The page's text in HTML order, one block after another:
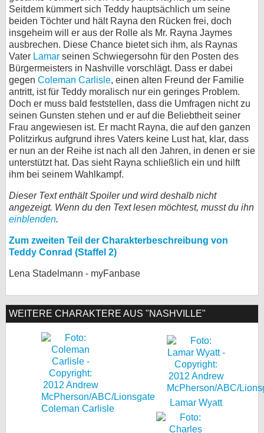
Seitdem kümmert sich Teddy hauptsächlich um seine
beiden Töchter und hält Rayna den Rücken frei, doch
insgeheim will er aus der Rolle als Mr. Rayna Jaymes
ausbrechen. Diese Chance bietet sich ihm, als Raynas
Vater Lamar seinen Schwiegersohn für den Posten des
Bürgermeisters in Nashville vorschlägt. Dass er dabei
gegen Coleman Carlisle, einen alten Freund der Familie
antritt, ist für Teddy moralisch nur ein geringes Problem.
Doch er muss bald feststellen, dass die Umfragen nicht zu
seinen Gunsten stehen und er auf die Beliebtheit seiner
Frau angewiesen ist. Er macht Rayna, die auf den ganzen
Politzirkus aufgrund ihres Vaters keine Lust hat, klar, dass
er nun an der Reihe ist nach all den Jahren, in denen er sie
unterstützt hat. Das sieht Rayna schließlich ein und hilft
ihm bei seinem Wahlkampf.
Dieser Text enthält Spoiler und wird deshalb nicht
angezeigt. Wenn du den Text lesen möchtest, musst du ihn
einblenden.
Zum zweiten Teil der Charakterbeschreibung von
Teddy Conrad (Staffel 2)
Lena Stadelmann - myFanbase
WEITERE CHARAKTERE AUS "NASHVILLE"
Coleman Carlisle
Lamar Wyatt
Datenschutz
Cookie-Einstellungen
Impressum
Desktop-Ansicht
myFanbase